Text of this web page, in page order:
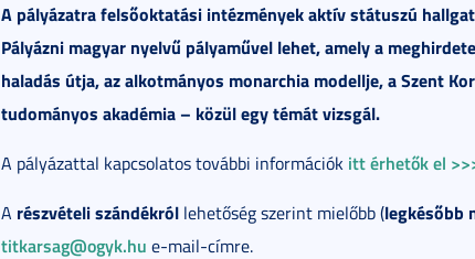
A pályázatra felsőoktatási intézmények aktív státuszú
Pályázni magyar nyelvű pályaművel lehet, amely a
haladás útja, az alkotmányos monarchia modellje, a Szent
tudományos akadémia – közül egy témát vizsgál.
A pályázattal kapcsolatos további információk itt érhetők el
A részvételi szándékról lehetőség szerint mielőbb (legkésőbb
titkarsag@ogyk.hu e-mail-címre.